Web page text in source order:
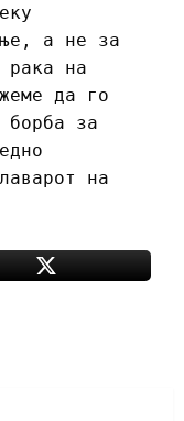
а не за
рака на
да го
борба за
на